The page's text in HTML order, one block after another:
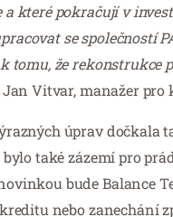
které pokračují v
se společností
tomu, že
Vitvar, manažer pro
úprav dočkala
také zázemí pro
bude
nebo zanechání